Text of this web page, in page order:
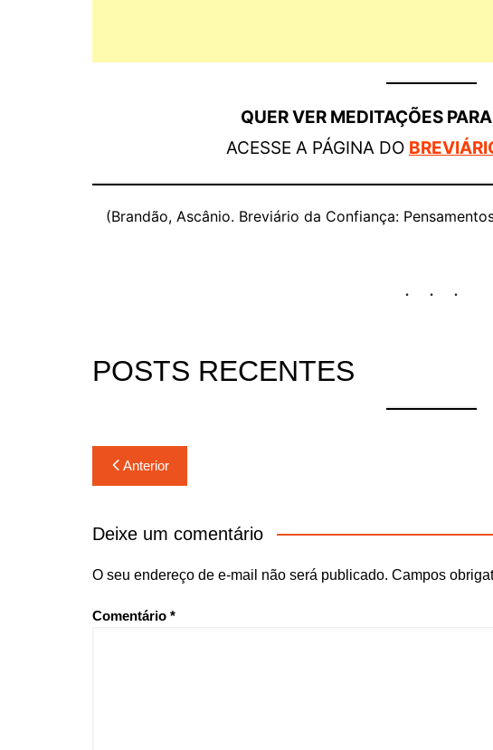
QUER VER MEDITAÇÕES
ACESSE A PÁGINA DO
(Brandão, Ascânio. Breviário da Confiança:
POSTS RECENTES
Navegação
de
Post
Anterior
Deixe um comentário
O seu endereço de e-mail não será publicado. Campos
Comentário *